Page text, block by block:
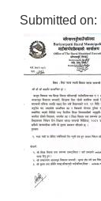
Submitted on: